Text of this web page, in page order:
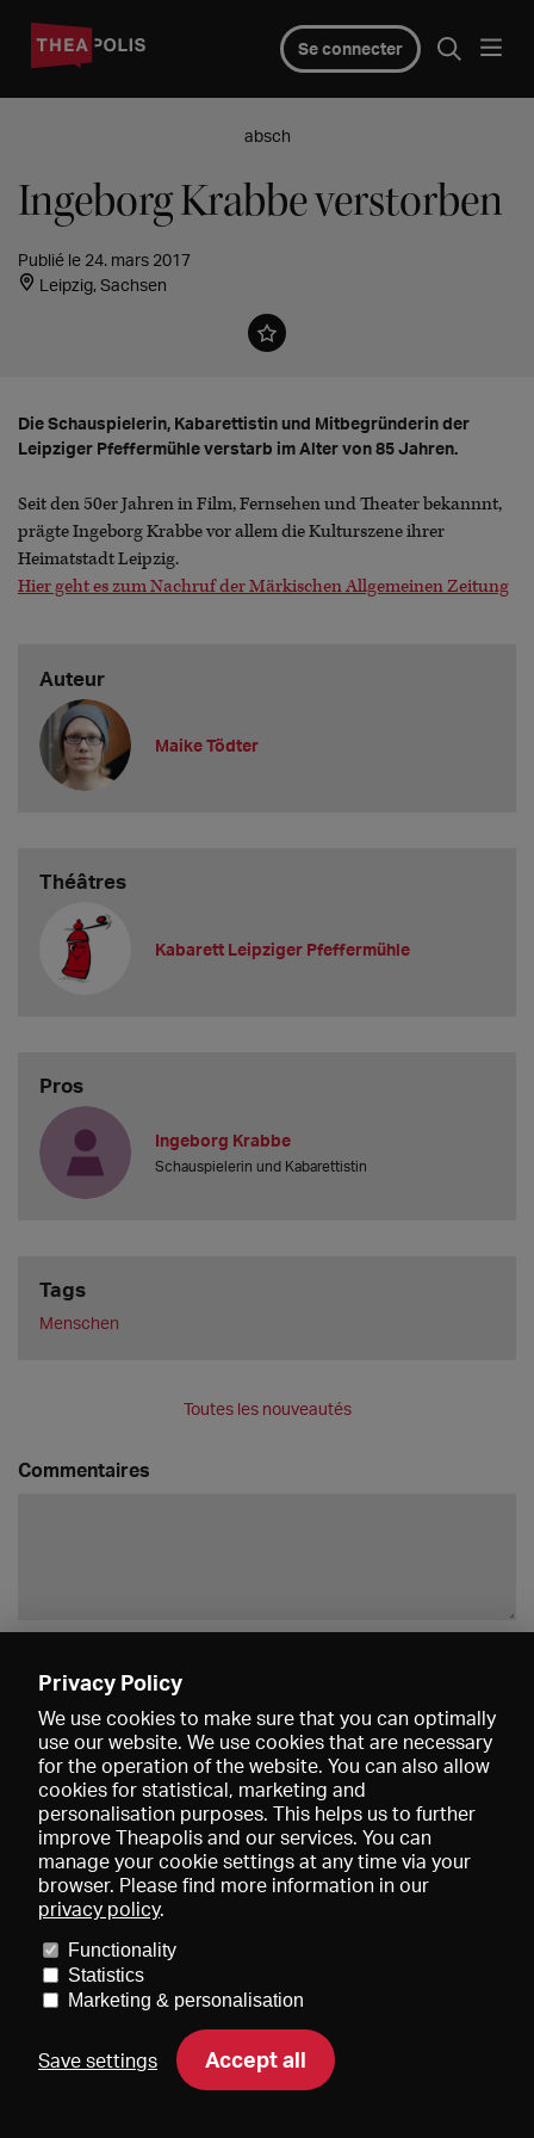
Se connecter
absch
Ingeborg Krabbe verstorben
Publié le 24. mars 2017
Leipzig, Sachsen
Die Schauspielerin, Kabarettistin und Mitbegründerin der
Leipziger Pfeffermühle verstarb im Alter von 85 Jahren.
Seit den 50er Jahren in Film, Fernsehen und Theater bekannnt,
prägte Ingeborg Krabbe vor allem die Kulturszene ihrer
Heimatstadt Leipzig.
Hier geht es zum Nachruf der Märkischen Allgemeinen Zeitung
Auteur
Maike Tödter
Théâtres
Kabarett Leipziger Pfeffermühle
Pros
Ingeborg Krabbe
Schauspielerin und Kabarettistin
Tags
Menschen
Toutes les nouveautés
Commentaires
Données médiatiques
Conditions générales de vente
Contact
Aide Newsletter
Privacy Policy
We use cookies to make sure that you can optimally
use our website. We use cookies that are necessary
for the operation of the website. You can also allow
cookies for statistical, marketing and
personalisation purposes. This helps us to further
improve Theapolis and our services. You can
manage your cookie settings at any time via your
browser. Please find more information in our
privacy policy.
Functionality
Statistics
Marketing & personalisation
Save settings Accept all